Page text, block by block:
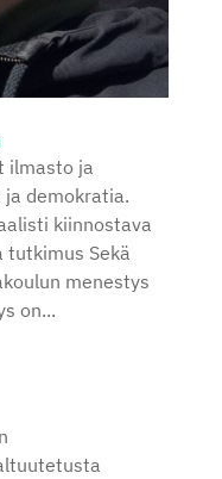
ilmasto ja
demokratia.
kiinnostava
Sekä
menestys
on...